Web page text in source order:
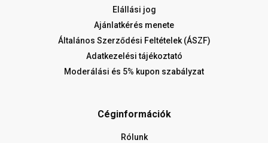
Elállási jog
Ajánlatkérés menete
Általános Szerződési Feltételek (ÁSZF)
Adatkezelési tájékoztató
Moderálási és 5% kupon szabályzat
Céginformációk
Rólunk